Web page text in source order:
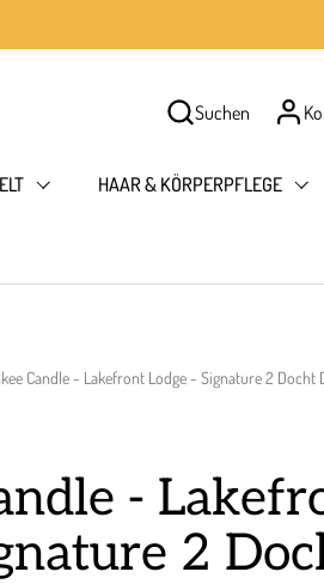
Suchen
HAAR & KÖRPERPFLEGE
Candle - Lakefront Lodge - Signature 2
-
2